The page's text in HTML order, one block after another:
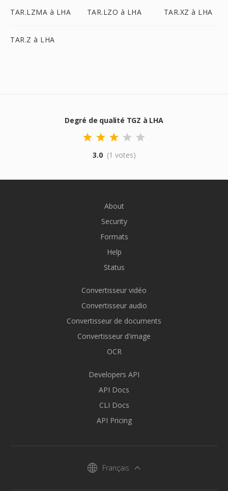
TAR.LZMA à LHA TAR.LZO à LHA TAR.XZ à LHA
TAR.Z à LHA
Degré de qualité TGZ à LHA
3.0 (1 votes)
About
Security
Formats
Help
Status
Convertisseur vidéo
Convertisseur audio
Convertisseur de documents
Convertisseur d'image
OCR
Developers API
API Docs
CLI Docs
API Pricing
Français